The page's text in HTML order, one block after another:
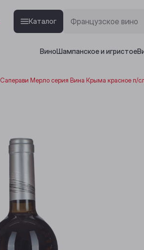
Каталог
ВиноШампанское и игристое
Саперави Мерло серия Вина Крыма красное п/